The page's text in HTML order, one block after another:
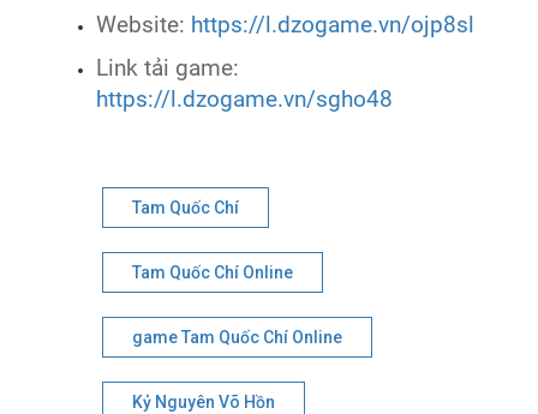
Website: https://l.dzogame.vn/ojp8sl
Link tải game:
https://l.dzogame.vn/sgho48
Tam Quốc Chí
Tam Quốc Chí Online
game Tam Quốc Chí Online
Kỷ Nguyên Võ Hồn